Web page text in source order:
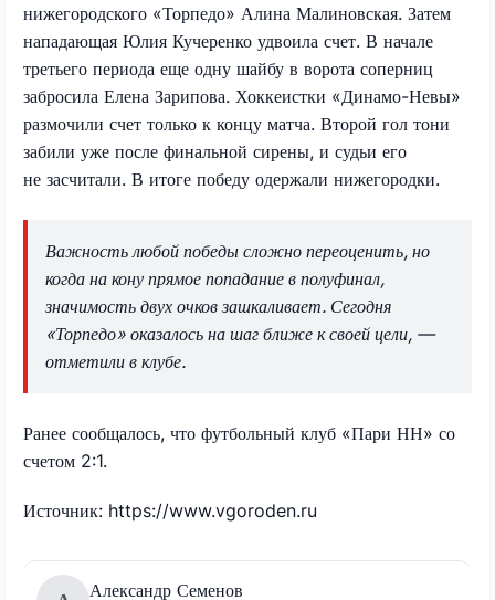
нижегородского «Торпедо» Алина Малиновская. Затем
нападающая Юлия Кучеренко удвоила счет. В начале
третьего периода еще одну шайбу в ворота соперниц
забросила Елена Зарипова. Хоккеистки «Динамо-Невы»
размочили счет только к концу матча. Второй гол тони
забили уже после финальной сирены, и судьи его
не засчитали. В итоге победу одержали нижегородки.
Важность любой победы сложно переоценить, но
когда на кону прямое попадание в полуфинал,
значимость двух очков зашкаливает. Сегодня
«Торпедо» оказалось на шаг ближе к своей цели, —
отметили в клубе.
Ранее сообщалось, что футбольный клуб «Пари НН» со
счетом 2:1.
Источник: https://www.vgoroden.ru
Александр Семенов